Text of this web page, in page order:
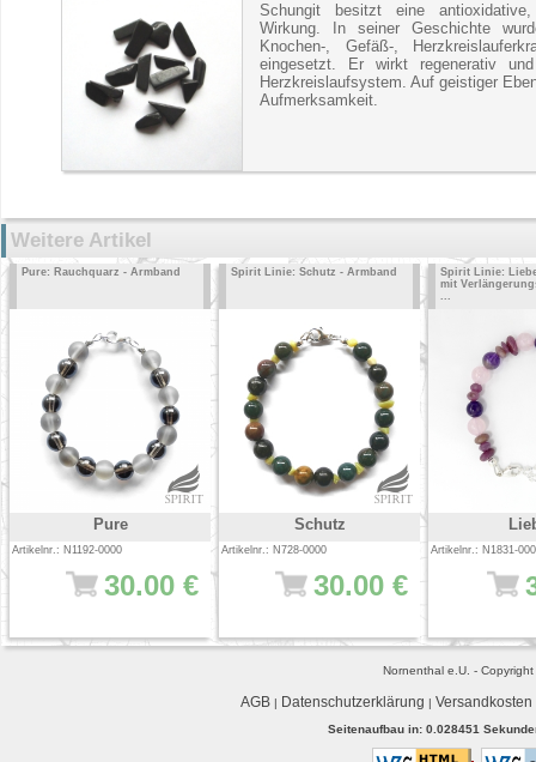
Schungit besitzt eine
Wirkung. In seiner Geschichte
Knochen-, Gefäß-,
eingesetzt. Er wirkt regenerativ
Herzkreislaufsystem. Auf geistiger
Aufmerksamkeit.
Weitere Artikel
Pure: Rauchquarz - Armband
Pure
Artikelnr.: N1192-0000
30.00 €
Spirit Linie: Schutz - Armband
Schutz
Artikelnr.: N728-0000
30.00 €
Spirit Linie:
mit
...
Artikelnr.: N1831-
Nornenthal e.U. -
AGB| Datenschutzerklärung | Versandkosten
Seitenaufbau in: 0.028451